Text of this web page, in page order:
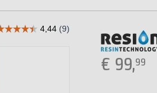
€ 99,99